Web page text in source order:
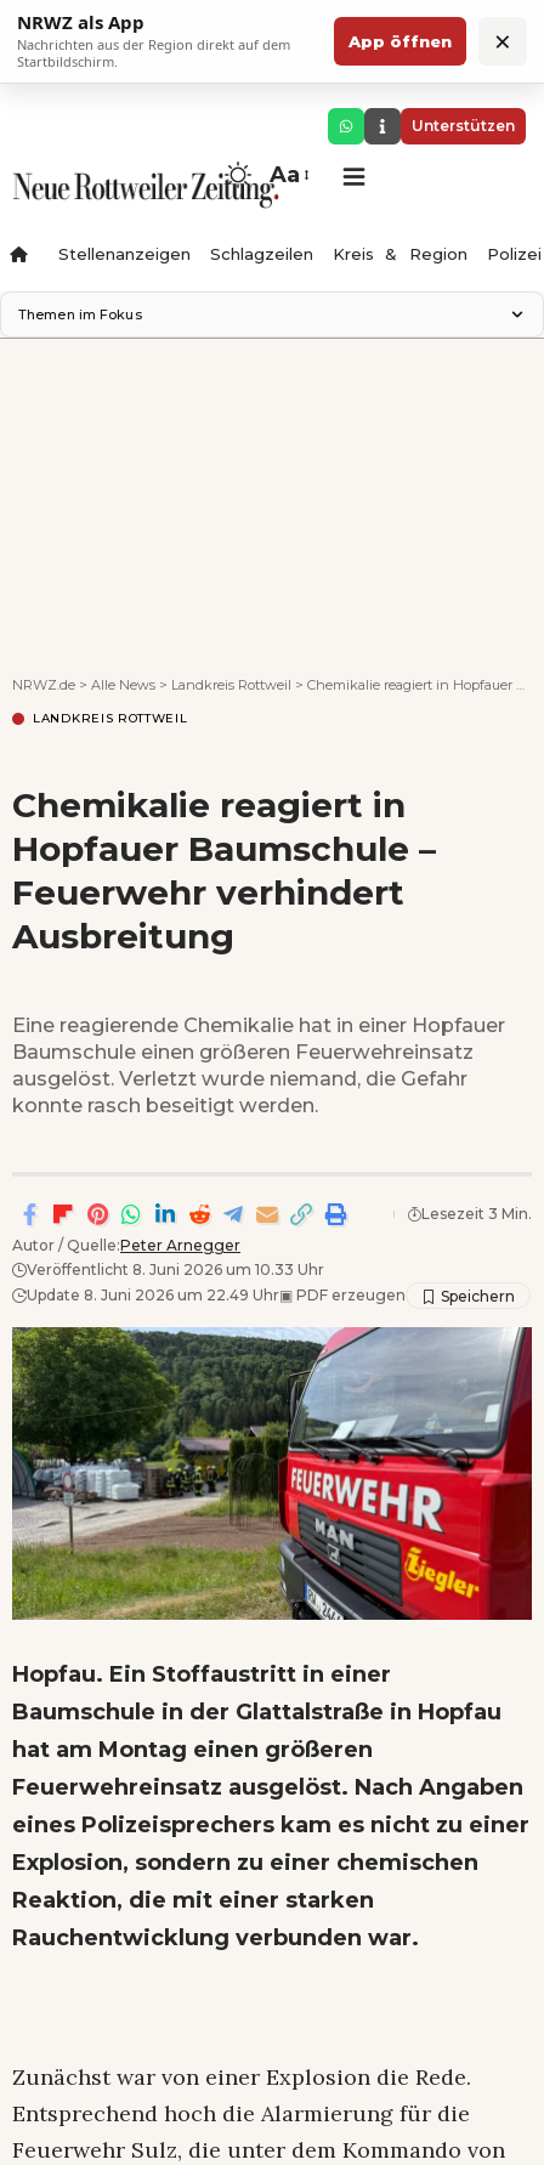
NRWZ als App
Nachrichten aus der Region direkt auf dem
Startbildschirm.
App öffnen ×
Unterstützen
Aa
Stellenanzeigen Schlagzeilen Kreis & Region Polizei
Themen im Fokus
NRWZ.de > Alle News > Landkreis Rottweil > Chemikalie reagiert in Hopfauer Baumschule – Feuerwehr verhindert Ausbreitung
LANDKREIS ROTTWEIL
Chemikalie reagiert in
Hopfauer Baumschule –
Feuerwehr verhindert
Ausbreitung
Eine reagierende Chemikalie hat in einer Hopfauer
Baumschule einen größeren Feuerwehreinsatz
ausgelöst. Verletzt wurde niemand, die Gefahr
konnte rasch beseitigt werden.
Autor / Quelle:Peter Arnegger
Veröffentlicht 8. Juni 2026 um 10.33 Uhr
Update 8. Juni 2026 um 22.49 Uhr▣ PDF erzeugen
Lesezeit 3 Min.
Hopfau. Ein Stoffaustritt in einer
Baumschule in der Glattalstraße in Hopfau
hat am Montag einen größeren
Feuerwehreinsatz ausgelöst. Nach Angaben
eines Polizeisprechers kam es nicht zu einer
Explosion, sondern zu einer chemischen
Reaktion, die mit einer starken
Rauchentwicklung verbunden war.
Zunächst war von einer Explosion die Rede.
Entsprechend hoch die Alarmierung für die
Feuerwehr Sulz, die unter dem Kommando von